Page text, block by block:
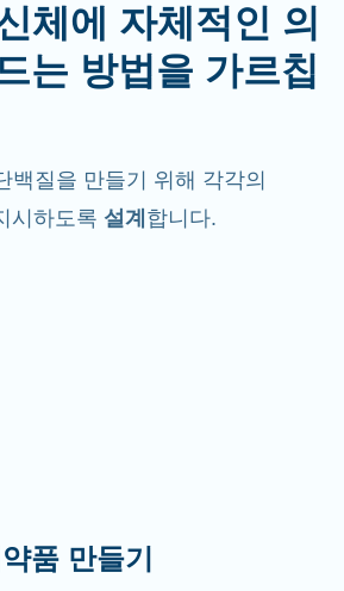
체에 자체적인 의
는 방법을 가르칩
백질을 만들기 위해 각각의
시하도록 설계 합니다.
품 만들기